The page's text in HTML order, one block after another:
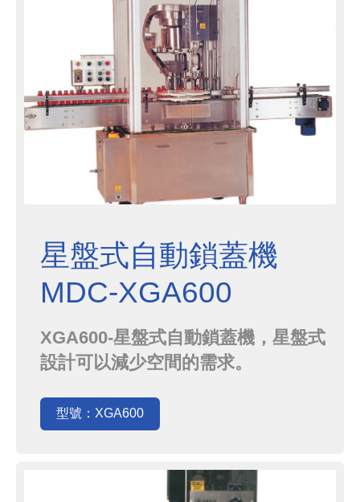
星盤式自動鎖蓋機
MDC-XGA600
XGA600-星盤式自動鎖蓋機，星盤式
設計可以減少空間的需求。
型號：XGA600